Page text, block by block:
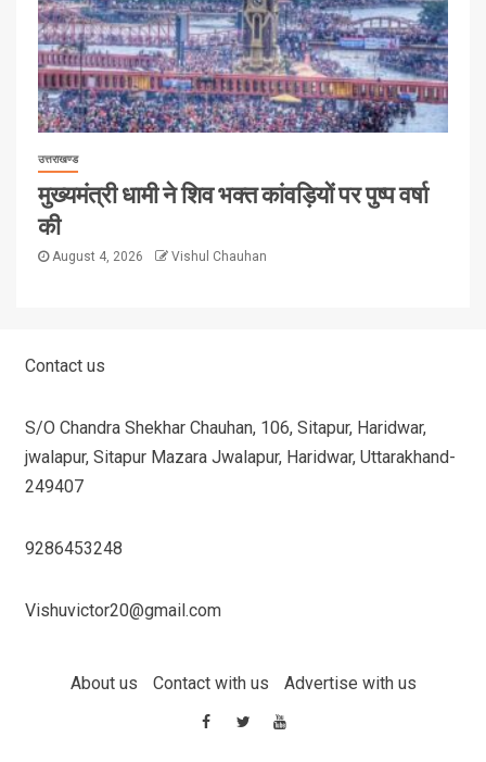
उत्तराखण्ड
मुख्यमंत्री धामी ने शिव भक्त कांवड़ियों पर पुष्प वर्षा
की
August 4, 2026 Vishul Chauhan
Contact us
S/O Chandra Shekhar Chauhan, 106, Sitapur, Haridwar,
jwalapur, Sitapur Mazara Jwalapur, Haridwar, Uttarakhand-
249407
9286453248
Vishuvictor20@gmail.com
About us Contact with us Advertise with us